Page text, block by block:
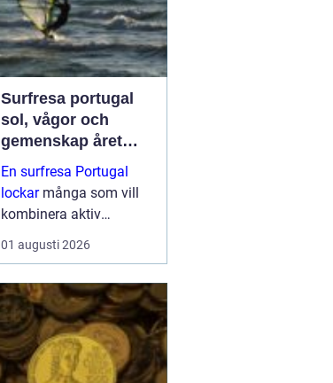
Surfresa portugal
sol, vågor och
gemenskap året
runt
En surfresa Portugal
lockarmånga som vill
kombinera aktiv
semester med
avkoppling, god mat och
Landet erbjuder några av
Europas mest pålitliga
vågor, milda vintrar...
01 augusti 2026